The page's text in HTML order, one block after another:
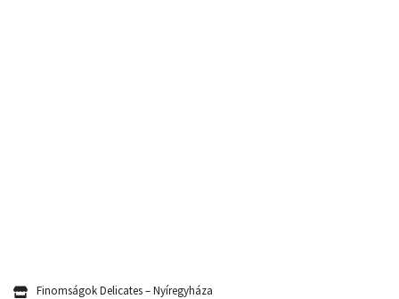
Finomságok Delicates – Nyíregyháza